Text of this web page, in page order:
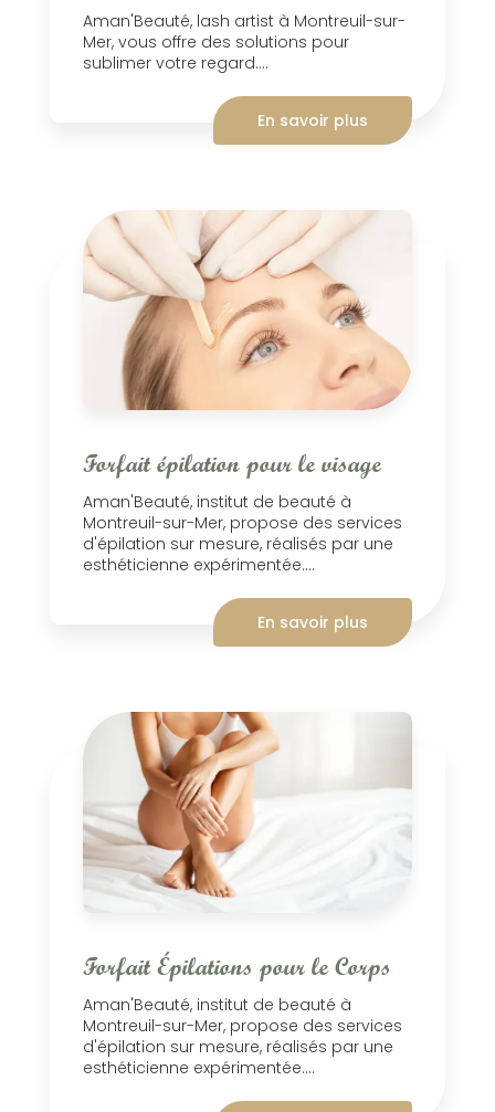
Aman'Beauté, lash artist à Montreuil-sur-
Mer, vous offre des solutions pour
sublimer votre regard....
En savoir plus
Forfait épilation pour le visage
Aman'Beauté, institut de beauté à
Montreuil-sur-Mer, propose des services
d'épilation sur mesure, réalisés par une
esthéticienne expérimentée....
En savoir plus
Forfait Épilations pour le Corps
Aman'Beauté, institut de beauté à
Montreuil-sur-Mer, propose des services
d'épilation sur mesure, réalisés par une
esthéticienne expérimentée....